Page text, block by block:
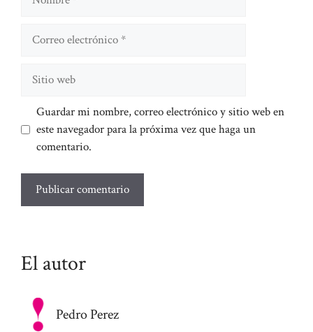
Guardar mi nombre, correo electrónico y sitio web en
este navegador para la próxima vez que haga un
comentario.
El autor
Pedro Perez